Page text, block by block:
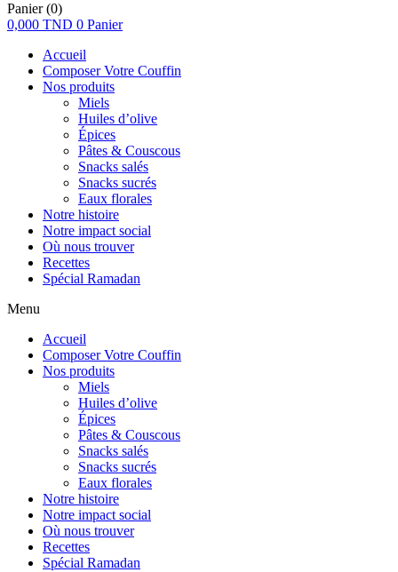
Panier (0)
0,000 TND 0 Panier
Accueil
Composer Votre Couffin
Nos produits
Miels
Huiles d’olive
Épices
Pâtes & Couscous
Snacks salés
Snacks sucrés
Eaux florales
Notre histoire
Notre impact social
Où nous trouver
Recettes
Spécial Ramadan
Menu
Accueil
Composer Votre Couffin
Nos produits
Miels
Huiles d’olive
Épices
Pâtes & Couscous
Snacks salés
Snacks sucrés
Eaux florales
Notre histoire
Notre impact social
Où nous trouver
Recettes
Spécial Ramadan